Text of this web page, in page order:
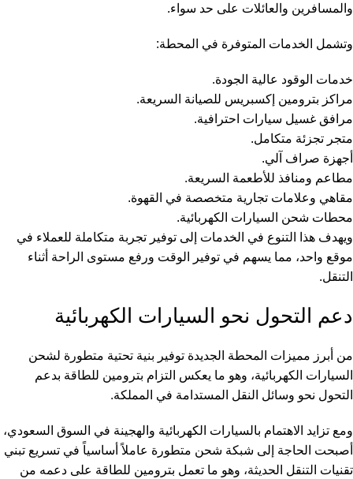
والمسافرين والعائلات على حد سواء.
وتشمل الخدمات المتوفرة في المحطة:
خدمات الوقود عالية الجودة.
مراكز بترومين إكسبريس للصيانة السريعة.
مرافق غسيل سيارات احترافية.
متجر تجزئة متكامل.
أجهزة صراف آلي.
مطاعم ومنافذ للأطعمة السريعة.
مقاهي وعلامات تجارية متخصصة في القهوة.
محطات شحن السيارات الكهربائية.
ويهدف هذا التنوع في الخدمات إلى توفير تجربة متكاملة للعملاء في
موقع واحد، مما يسهم في توفير الوقت ورفع مستوى الراحة أثناء
التنقل.
دعم التحول نحو السيارات الكهربائية
من أبرز مميزات المحطة الجديدة توفير بنية تحتية متطورة لشحن
السيارات الكهربائية، وهو ما يعكس التزام بترومين للطاقة بدعم
التحول نحو وسائل النقل المستدامة في المملكة.
ومع تزايد الاهتمام بالسيارات الكهربائية والهجينة في السوق السعودي،
أصبحت الحاجة إلى شبكة شحن متطورة عاملاً أساسياً في تسريع تبني
تقنيات التنقل الحديثة، وهو ما تعمل بترومين للطاقة على دعمه من